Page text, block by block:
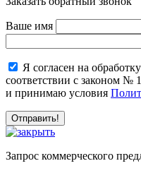
Ваше имя
Я согласен на
соответствии с законом
и принимаю условия
Запрос коммерческого